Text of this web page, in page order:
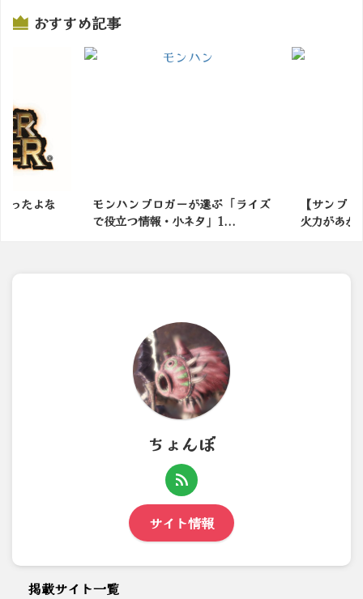
おすすめ記事
「ライズ
【サンブレイク】火力スキルより
火力があがる？回避系の鉄...
結局モン
な
ちょんぼ
サイト情報
掲載サイト一覧